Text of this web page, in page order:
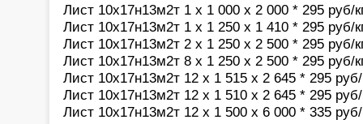
Лист 10х17н13м2т 1 х 1 000 х 2 000 * 295 руб/
Лист 10х17н13м2т 1 х 1 250 х 1 410 * 295 руб/
Лист 10х17н13м2т 2 х 1 250 х 2 500 * 295 руб/
Лист 10х17н13м2т 8 х 1 250 х 2 500 * 295 руб/
Лист 10х17н13м2т 12 х 1 515 х 2 645 * 295 руб/
Лист 10х17н13м2т 12 х 1 510 х 2 645 * 295 руб/
Лист 10х17н13м2т 12 х 1 500 х 6 000 * 335 руб/